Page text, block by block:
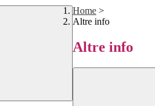
Home >
Altre info
Altre info